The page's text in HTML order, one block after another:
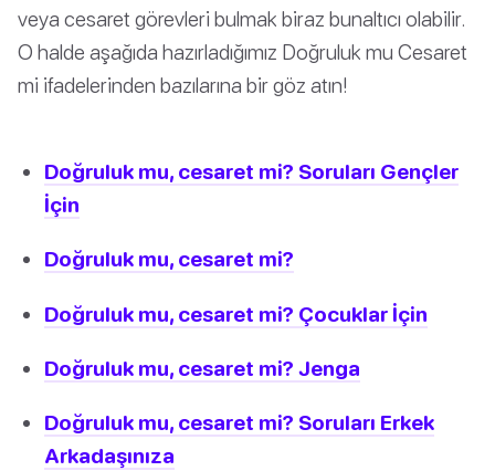
veya cesaret görevleri bulmak biraz bunaltıcı olabilir.
O halde aşağıda hazırladığımız Doğruluk mu Cesaret
mi ifadelerinden bazılarına bir göz atın!
Doğruluk mu, cesaret mi? Soruları Gençler
İçin
Doğruluk mu, cesaret mi?
Doğruluk mu, cesaret mi? Çocuklar İçin
Doğruluk mu, cesaret mi? Jenga
Doğruluk mu, cesaret mi? Soruları Erkek
Arkadaşınıza